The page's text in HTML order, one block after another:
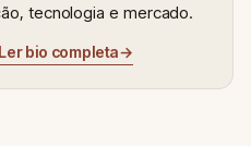
tecnologia e mercado.
Ler bio completa→